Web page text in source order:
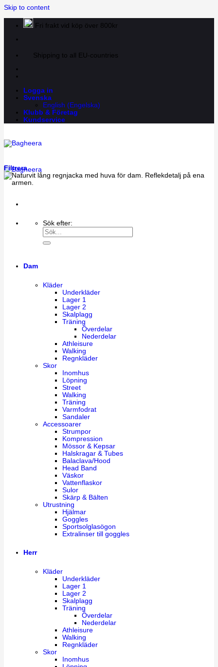
Skip to content
Fri frakt vid köp över 800kr
Shipping to all EU-countries
Logga in
Svenska
English (Engelska)
Klubb & Företag
Kundservice
Sök efter:
Dam
Kläder
Underkläder
Lager 1
Lager 2
Skalplagg
Träning
Överdelar
Nederdelar
Athleisure
Walking
Regnkläder
Skor
Inomhus
Löpning
Street
Walking
Träning
Varmfodrat
Sandaler
Accessoarer
Strumpor
Kompression
Mössor & Kepsar
Halskragar & Tubes
Balaclava/Hood
Head Band
Väskor
Vattenflaskor
Sulor
Skärp & Bälten
Utrustning
Hjälmar
Goggles
Sportsolglasögon
Extralinser till goggles
Herr
Kläder
Underkläder
Lager 1
Lager 2
Skalplagg
Träning
Överdelar
Nederdelar
Athleisure
Walking
Regnkläder
Skor
Inomhus
Filtrera